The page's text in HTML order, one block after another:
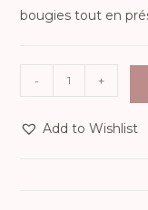
bougies tout en
- +
Add to Wishlist